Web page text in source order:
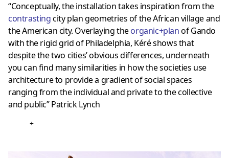
“Conceptually, the installation takes inspiration from the
contrastingcity plan geometries of the African village and
the American city. Overlaying theorganic+planof Gando
with the rigid grid of Philadelphia, Kéré shows that
despite the two cities’ obvious differences, underneath
you can find many similarities in how the societies use
architecture to provide a gradient of social spaces
ranging from the individual and private to the collective
and public” Patrick Lynch
+